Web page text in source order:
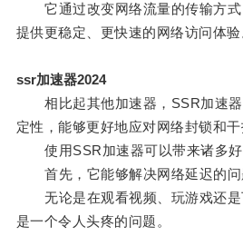
它通过改变网络流量的传输方式
提供更稳定、更快速的网络访问体验
ssr加速器2024
相比起其他加速器，SSR加速器
定性，能够更好地应对网络封锁和干
使用SSR加速器可以带来诸多好
首先，它能够解决网络延迟的问
无论是在观看视频、玩游戏还是
是一个令人头疼的问题。